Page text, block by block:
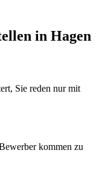
in Hagen
Sie reden nur mit
kommen zu